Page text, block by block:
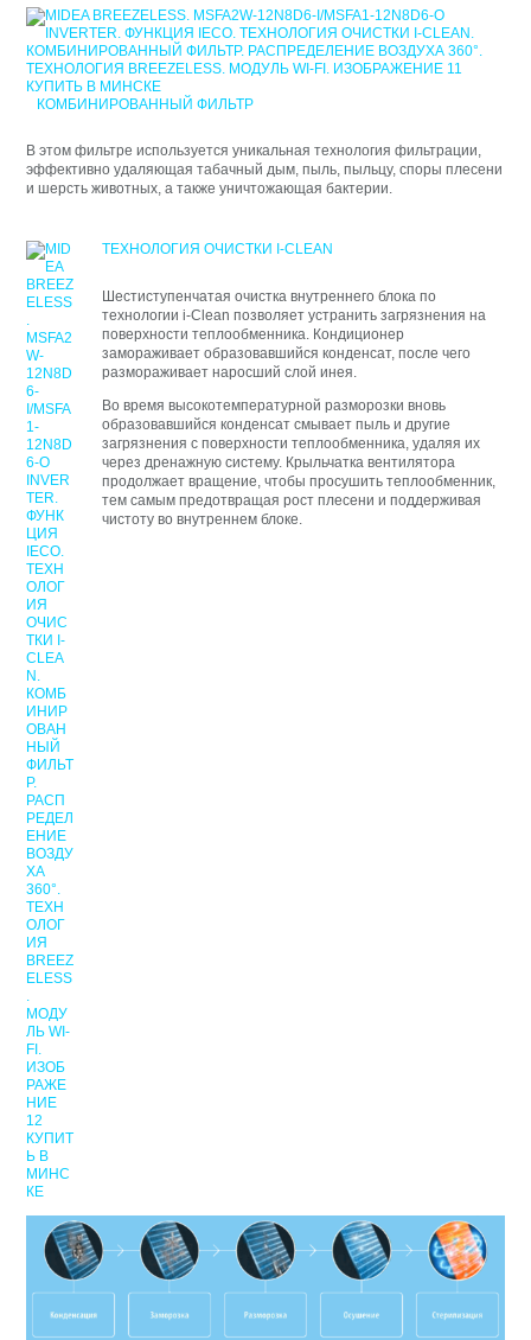
КОМБИНИРОВАННЫЙ ФИЛЬТР
В этом фильтре используется уникальная технология фильтрации,
эффективно удаляющая табачный дым, пыль, пыльцу, споры плесени
и шерсть животных, а также уничтожающая бактерии.
ТЕХНОЛОГИЯ ОЧИСТКИ I-CLEAN
Шестиступенчатая очистка внутреннего блока по
технологии i-Clean позволяет устранить загрязнения на
поверхности теплообменника. Кондиционер
замораживает образовавшийся конденсат, после чего
размораживает наросший слой инея.
Во время высокотемпературной разморозки вновь
образовавшийся конденсат смывает пыль и другие
загрязнения с поверхности теплообменника, удаляя их
через дренажную систему. Крыльчатка вентилятора
продолжает вращение, чтобы просушить теплообменник,
тем самым предотвращая рост плесени и поддерживая
чистоту во внутреннем блоке.